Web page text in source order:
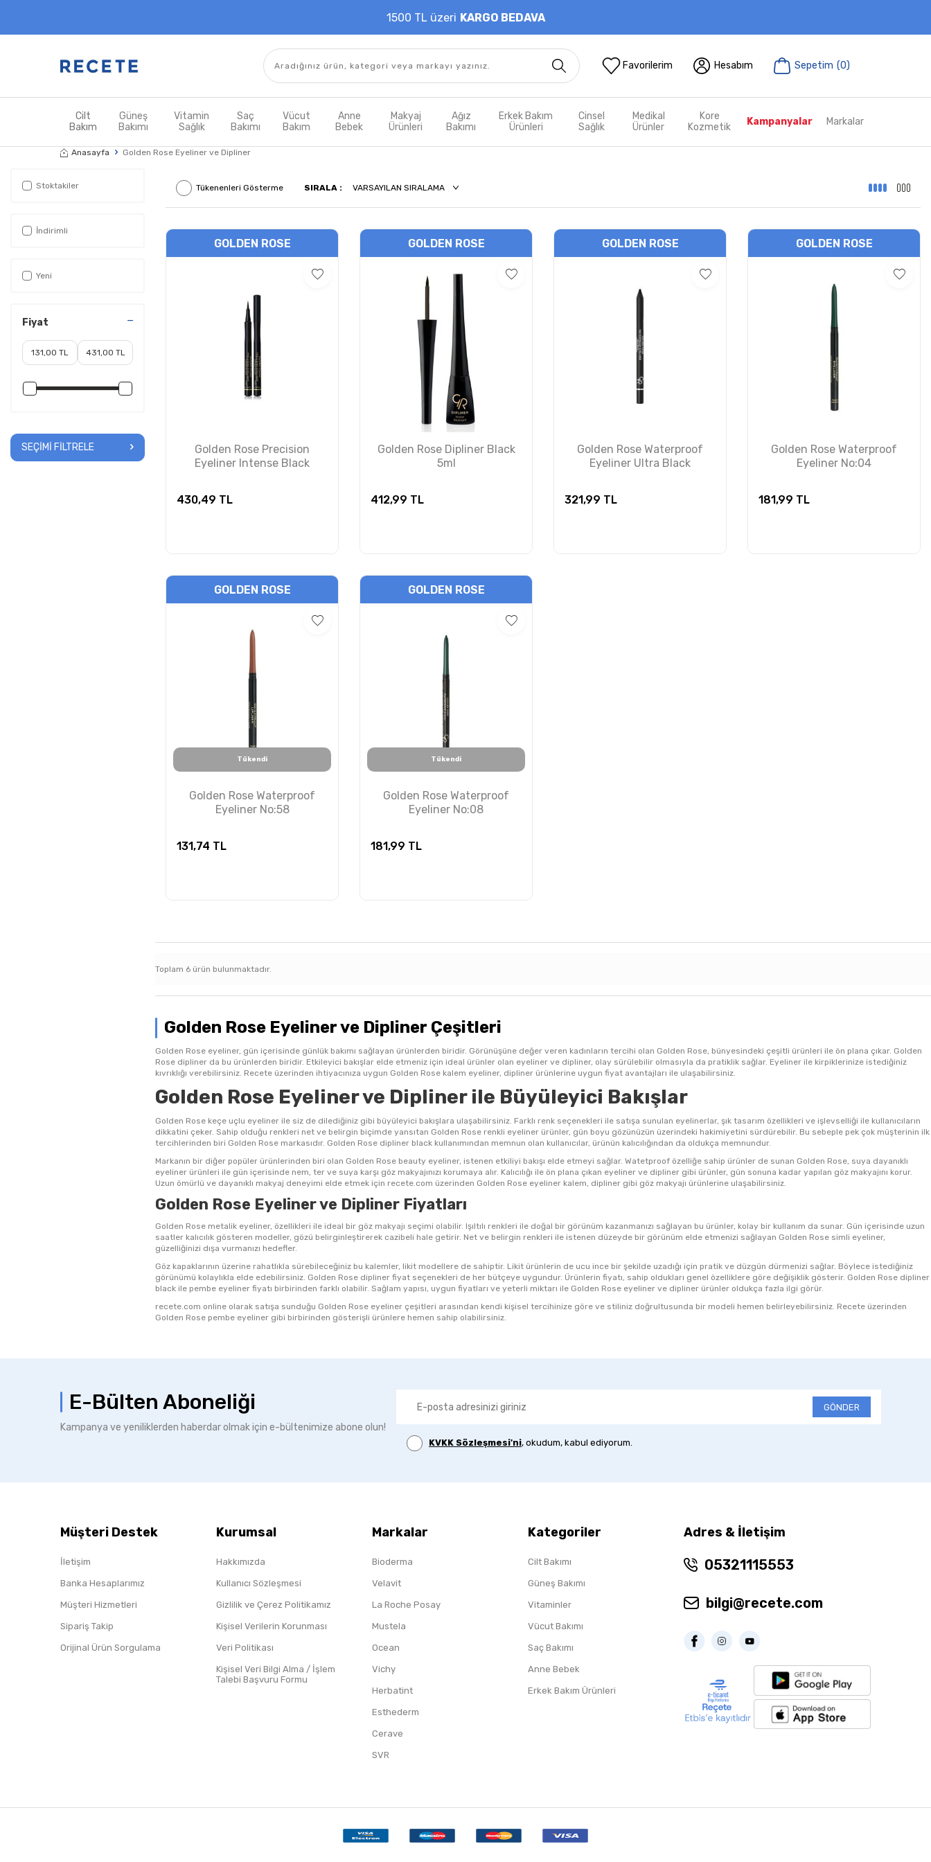
1500 TL üzeri KARGO BEDAVA
Favorilerim Hesabım Sepetim (0)
Cilt
Bakım
Güneş
Bakımı
Vitamin
Sağlık
Saç
Bakımı
Vücut
Bakım
Anne
Bebek
Makyaj
Ürünleri
Ağız
Bakımı
Erkek Bakım
Ürünleri
Cinsel
Sağlık
Medikal
Ürünler
Kore
Kozmetik
Kampanyalar Markalar
Anasayfa Golden Rose Eyeliner ve Dipliner
Stoktakiler
İndirimli
Yeni
Fiyat
SEÇIMI FILTRELE
Tükenenleri Gösterme SIRALA :
GOLDEN ROSE
Golden Rose Precision
Eyeliner Intense Black
430,49 TL
GOLDEN ROSE
Golden Rose Dipliner Black
5ml
412,99 TL
GOLDEN ROSE
Golden Rose Waterproof
Eyeliner Ultra Black
321,99 TL
GOLDEN ROSE
Golden Rose Waterproof
Eyeliner No:04
181,99 TL
GOLDEN ROSE
Tükendi
Golden Rose Waterproof
Eyeliner No:58
131,74 TL
GOLDEN ROSE
Tükendi
Golden Rose Waterproof
Eyeliner No:08
181,99 TL
Toplam 6 ürün bulunmaktadır.
Golden Rose Eyeliner ve Dipliner Çeşitleri
Golden Rose eyeliner, gün içerisinde günlük bakımı sağlayan ürünlerden biridir. Görünüşüne değer veren kadınların tercihi olan Golden Rose, bünyesindeki çeşitli ürünleri ile ön plana çıkar. Golden
Rose dipliner da bu ürünlerden biridir. Etkileyici bakışlar elde etmeniz için ideal ürünler olan eyeliner ve dipliner, olay sürülebilir olmasıyla da pratiklik sağlar. Eyeliner ile kirpiklerinize istediğiniz
kıvrıklığı verebilirsiniz. Recete üzerinden ihtiyacınıza uygun Golden Rose kalem eyeliner, dipliner ürünlerine uygun fiyat avantajları ile ulaşabilirsiniz.
Golden Rose Eyeliner ve Dipliner ile Büyüleyici Bakışlar
Golden Rose keçe uçlu eyeliner ile siz de dilediğiniz gibi büyüleyici bakışlara ulaşabilirsiniz. Farklı renk seçenekleri ile satışa sunulan eyelinerlar, şık tasarım özellikleri ve işlevselliği ile kullanıcıların
dikkatini çeker. Sahip olduğu renkleri net ve belirgin biçimde yansıtan Golden Rose renkli eyeliner ürünler, gün boyu gözünüzün üzerindeki hakimiyetini sürdürebilir. Bu sebeple pek çok müşterinin ilk
tercihlerinden biri Golden Rose markasıdır. Golden Rose dipliner black kullanımından memnun olan kullanıcılar, ürünün kalıcılığından da oldukça memnundur.
Markanın bir diğer popüler ürünlerinden biri olan Golden Rose beauty eyeliner, istenen etkiliyi bakışı elde etmeyi sağlar. Watetproof özelliğe sahip ürünler de sunan Golden Rose, suya dayanıklı
eyeliner ürünleri ile gün içerisinde nem, ter ve suya karşı göz makyajınızı korumaya alır. Kalıcılığı ile ön plana çıkan eyeliner ve dipliner gibi ürünler, gün sonuna kadar yapılan göz makyajını korur.
Uzun ömürlü ve dayanıklı makyaj deneyimi elde etmek için recete.com üzerinden Golden Rose eyeliner kalem, dipliner gibi göz makyajı ürünlerine ulaşabilirsiniz.
Golden Rose Eyeliner ve Dipliner Fiyatları
Golden Rose metalik eyeliner, özellikleri ile ideal bir göz makyajı seçimi olabilir. Işıltılı renkleri ile doğal bir görünüm kazanmanızı sağlayan bu ürünler, kolay bir kullanım da sunar. Gün içerisinde uzun
saatler kalıcılık gösteren modeller, gözü belirginleştirerek cazibeli hale getirir. Net ve belirgin renkleri ile istenen düzeyde bir görünüm elde etmenizi sağlayan Golden Rose simli eyeliner,
güzelliğinizi dışa vurmanızı hedefler.
Göz kapaklarının üzerine rahatlıkla sürebileceğiniz bu kalemler, likit modellere de sahiptir. Likit ürünlerin de ucu ince bir şekilde uzadığı için pratik ve düzgün dürmenizi sağlar. Böylece istediğiniz
görünümü kolaylıkla elde edebilirsiniz. Golden Rose dipliner fiyat seçenekleri de her bütçeye uygundur. Ürünlerin fiyatı, sahip oldukları genel özelliklere göre değişiklik gösterir. Golden Rose dipliner
black ile pembe eyeliner fiyatı birbirinden farklı olabilir. Sağlam yapısı, uygun fiyatları ve yeterli miktarı ile Golden Rose eyeliner ve dipliner ürünler oldukça fazla ilgi görür.
recete.com online olarak satışa sunduğu Golden Rose eyeliner çeşitleri arasından kendi kişisel tercihinize göre ve stiliniz doğrultusunda bir modeli hemen belirleyebilirsiniz. Recete üzerinden
Golden Rose pembe eyeliner gibi birbirinden gösterişli ürünlere hemen sahip olabilirsiniz.
E-Bülten Aboneliği
Kampanya ve yeniliklerden haberdar olmak için e-bültenimize abone olun!
GÖNDER
KVKK Sözleşmesi'ni, okudum, kabul ediyorum.
Müşteri Destek
İletişim
Banka Hesaplarımız
Müşteri Hizmetleri
Sipariş Takip
Orijinal Ürün Sorgulama
Kurumsal
Hakkımızda
Kullanıcı Sözleşmesi
Gizlilik ve Çerez Politikamız
Kişisel Verilerin Korunması
Veri Politikası
Kişisel Veri Bilgi Alma / İşlem
Talebi Başvuru Formu
Markalar
Bioderma
Velavit
La Roche Posay
Mustela
Ocean
Vichy
Herbatint
Esthederm
Cerave
SVR
Kategoriler
Cilt Bakımı
Güneş Bakımı
Vitaminler
Vücut Bakımı
Saç Bakımı
Anne Bebek
Erkek Bakım Ürünleri
Adres & İletişim
05321115553
bilgi@recete.com